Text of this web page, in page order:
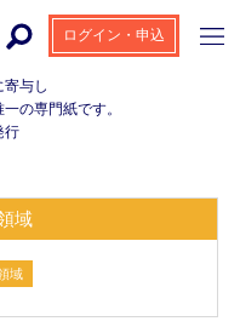
与し
一の専門紙です。
行
ログイン・申込
域
域